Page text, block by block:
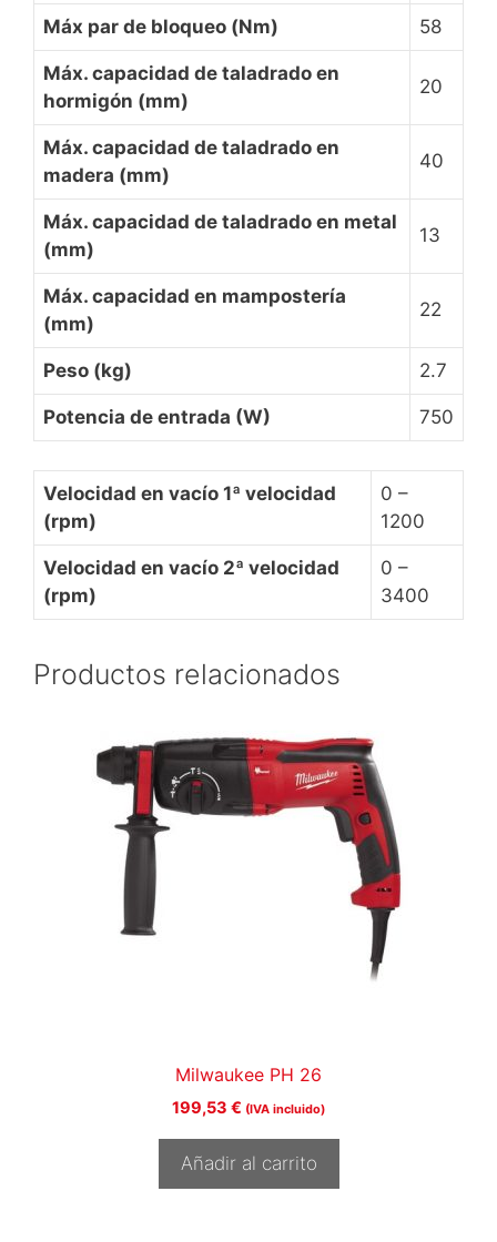
Máx par de bloqueo (Nm) 58
Máx. capacidad de taladrado en
hormigón (mm)
20
Máx. capacidad de taladrado en
madera (mm)
40
Máx. capacidad de taladrado en metal
(mm)
13
Máx. capacidad en mampostería
(mm)
22
Peso (kg) 2.7
Potencia de entrada (W) 750
Velocidad en vacío 1ª velocidad
(rpm)
0 –
1200
Velocidad en vacío 2ª velocidad
(rpm)
0 –
3400
Productos relacionados
Milwaukee PH 26
199,53 € (IVA incluido)
Añadir al carrito